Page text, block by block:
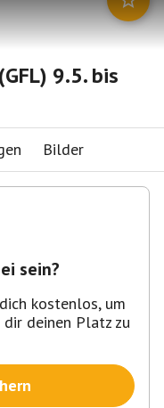
9.5. bis
Bilder
sein?
kostenlos, um
deinen Platz zu